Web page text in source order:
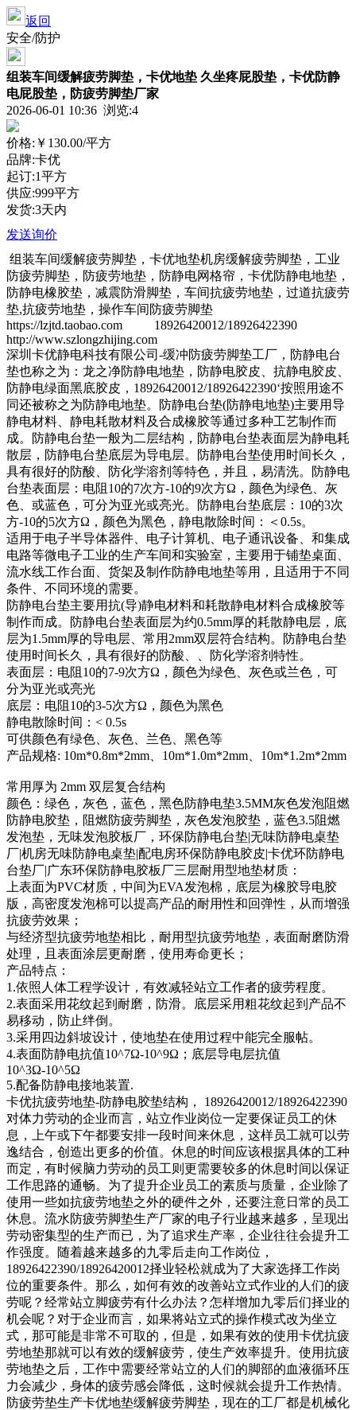
返回
安全/防护
组装车间缓解疲劳脚垫，卡优地垫 久坐疼屁股垫，卡优防静
电屁股垫，防疲劳脚垫厂家
2026-06-01 10:36 浏览:4
价格: ￥130.00/平方
品牌:卡优
起订:1平方
供应:999平方
发货:3天内
发送询价
组装车间缓解疲劳脚垫，卡优地垫机房缓解疲劳脚垫，工业
防疲劳脚垫，防疲劳地垫，防静电网格帘，卡优防静电地垫，
防静电橡胶垫，减震防滑脚垫，车间抗疲劳地垫，过道抗疲劳
垫,抗疲劳地垫，操作车间防疲劳脚垫
https://lzjtd.taobao.com 18926420012/18926422390
http://www.szlongzhijing.com
深圳卡优静电科技有限公司-缓冲防疲劳脚垫工厂，防静电台
垫也称之为：龙之净防静电地垫，防静电胶皮、抗静电胶皮、
防静电绿面黑底胶皮，18926420012/18926422390‘按照用途不
同还被称之为防静电地垫。防静电台垫(防静电地垫)主要用导
静电材料、静电耗散材料及合成橡胶等通过多种工艺制作而
成。防静电台垫一般为二层结构，防静电台垫表面层为静电耗
散层，防静电台垫底层为导电层。防静电台垫使用时间长久，
具有很好的防酸、防化学溶剂等特色，并且，易清洗。防静电
台垫表面层：电阻10的7次方-10的9次方Ω，颜色为绿色、灰
色、或蓝色，可分为亚光或亮光。防静电台垫底层：10的3次
方-10的5次方Ω，颜色为黑色，静电散除时间：＜0.5s。
适用于电子半导体器件、电子计算机、电子通讯设备、和集成
电路等微电子工业的生产车间和实验室，主要用于铺垫桌面、
流水线工作台面、货架及制作防静电地垫等用，且适用于不同
条件、不同环境的需要。
防静电台垫主要用抗(导)静电材料和耗散静电材料合成橡胶等
制作而成。防静电台垫表面层为约0.5mm厚的耗散静电层，底
层为1.5mm厚的导电层、常用2mm双层符合结构。防静电台垫
使用时间长久，具有很好的防酸、、防化学溶剂特性。
表面层：电阻10的7-9次方Ω，颜色为绿色、灰色或兰色，可
分为亚光或亮光
底层：电阻10的3-5次方Ω，颜色为黑色
静电散除时间：< 0.5s
可供颜色有绿色、灰色、兰色、黑色等
产品规格: 10m*0.8m*2mm、10m*1.0m*2mm、10m*1.2m*2mm
常用厚为 2mm 双层复合结构
颜色：绿色，灰色，蓝色，黑色防静电垫3.5MM灰色发泡阻燃
防静电胶垫，阻燃防疲劳脚垫，灰色发泡胶垫，蓝色3.5阻燃
发泡垫，无味发泡胶板厂，环保防静电台垫|无味防静电桌垫
厂|机房无味防静电桌垫|配电房环保防静电胶皮|卡优环防静电
台垫厂|广东环保防静电胶板厂三层耐用型地垫材质：
上表面为PVC材质，中间为EVA发泡棉，底层为橡胶导电胶
版，高密度发泡棉可以提高产品的耐用性和回弹性，从而增强
抗疲劳效果；
与经济型抗疲劳地垫相比，耐用型抗疲劳地垫，表面耐磨防滑
处理，且表面涂层更耐磨，使用寿命更长；
产品特点：
1.依照人体工程学设计，有效减轻站立工作者的疲劳程度。
2.表面采用花纹起到耐磨，防滑。底层采用粗花纹起到产品不
易移动，防止绊倒。
3.采用四边斜坡设计，使地垫在使用过程中能完全服帖。
4.表面防静电抗值10^7Ω-10^9Ω；底层导电层抗值
10^3Ω-10^5Ω
5.配备防静电接地装置.
卡优抗疲劳地垫-防静电胶垫结构， 18926420012/18926422390
对体力劳动的企业而言，站立作业岗位一定要保证员工的休
息，上午或下午都要安排一段时间来休息，这样员工就可以劳
逸结合，创造出更多的价值。休息的时间应该根据具体的工种
而定，有时候脑力劳动的员工则更需要较多的休息时间以保证
工作思路的通畅。为了提升企业员工的素质与质量，企业除了
使用一些如抗疲劳地垫之外的硬件之外，还要注意日常的员工
休息。流水防疲劳脚垫生产厂家的电子行业越来越多，呈现出
劳动密集型的生产而已，为了追求生产率，企业往往会提升工
作强度。随着越来越多的九零后走向工作岗位，
18926422390/18926420012择业轻松就成为了大家选择工作岗
位的重要条件。那么，如何有效的改善站立式作业的人们的疲
劳呢？经常站立脚疲劳有什么办法？怎样增加九零后们择业的
机会呢？对于企业而言，如果将站立式的操作模式改为坐立
式，那可能是非常不可取的，但是，如果有效的使用卡优抗疲
劳地垫那就可以有效的缓解疲劳，使生产效率提升。使用抗疲
劳地垫之后，工作中需要经常站立的人们的脚部的血液循环压
力会减少，身体的疲劳感会降低，这时候就会提升工作热情。
防疲劳垫生产卡优地垫缓解疲劳脚垫，现在的工厂都是机械化